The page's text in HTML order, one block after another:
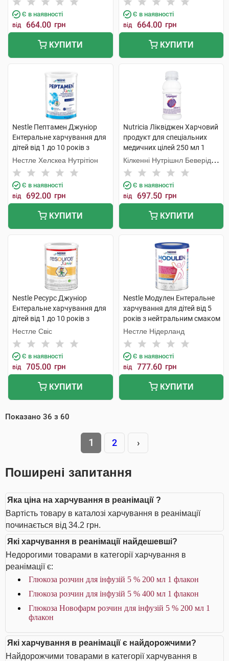
Є в наявності
від 664.00 грн
КУПИТИ
Є в наявності
від 664.00 грн
КУПИТИ
Nestle Пептамен Джуніор
Ентеральне харчування для
дітей від 1 до 10 років з
ароматом ванілі 400 г 1
банка
Нестле Хелскеа Нутрітіон
Є в наявності
від 692.00 грн
КУПИТИ
Nutricia Ліквіджен Харчовий
продукт для спеціальних
медичних цілей 250 мл 1
флакон
Кілкенні Нутрішнл Беверідж
Компані Лтд
Є в наявності
від 697.50 грн
КУПИТИ
Nestle Ресурс Джуніор
Ентеральне харчування для
дітей від 1 до 10 років з
ароматом ванілі 400 г 1
банка
Нестле Свіс
Є в наявності
від 705.00 грн
КУПИТИ
Nestle Модулен Ентеральне
харчування для дітей від 5
років з нейтральним смаком
400 г 1 банка
Нестле Нідерланд
Є в наявності
від 777.60 грн
КУПИТИ
Показано 36 з 60
1 2 ›
Поширені запитання
Яка ціна на харчування в реанімації ?
Вартість товару в каталозі харчування в реанімації
починається від 34.2 грн.
Які харчування в реанімації найдешевші?
Недорогими товарами в категорії харчування в
реанімації є:
Глюкоза розчин для інфузій 5 % 200 мл 1 флакон
Глюкоза розчин для інфузій 5 % 400 мл 1 флакон
Глюкоза Новофарм розчин для інфузій 5 % 200 мл 1
флакон
Які харчування в реанімації є найдорожчими?
Найдорожчими товарами в категорії харчування в